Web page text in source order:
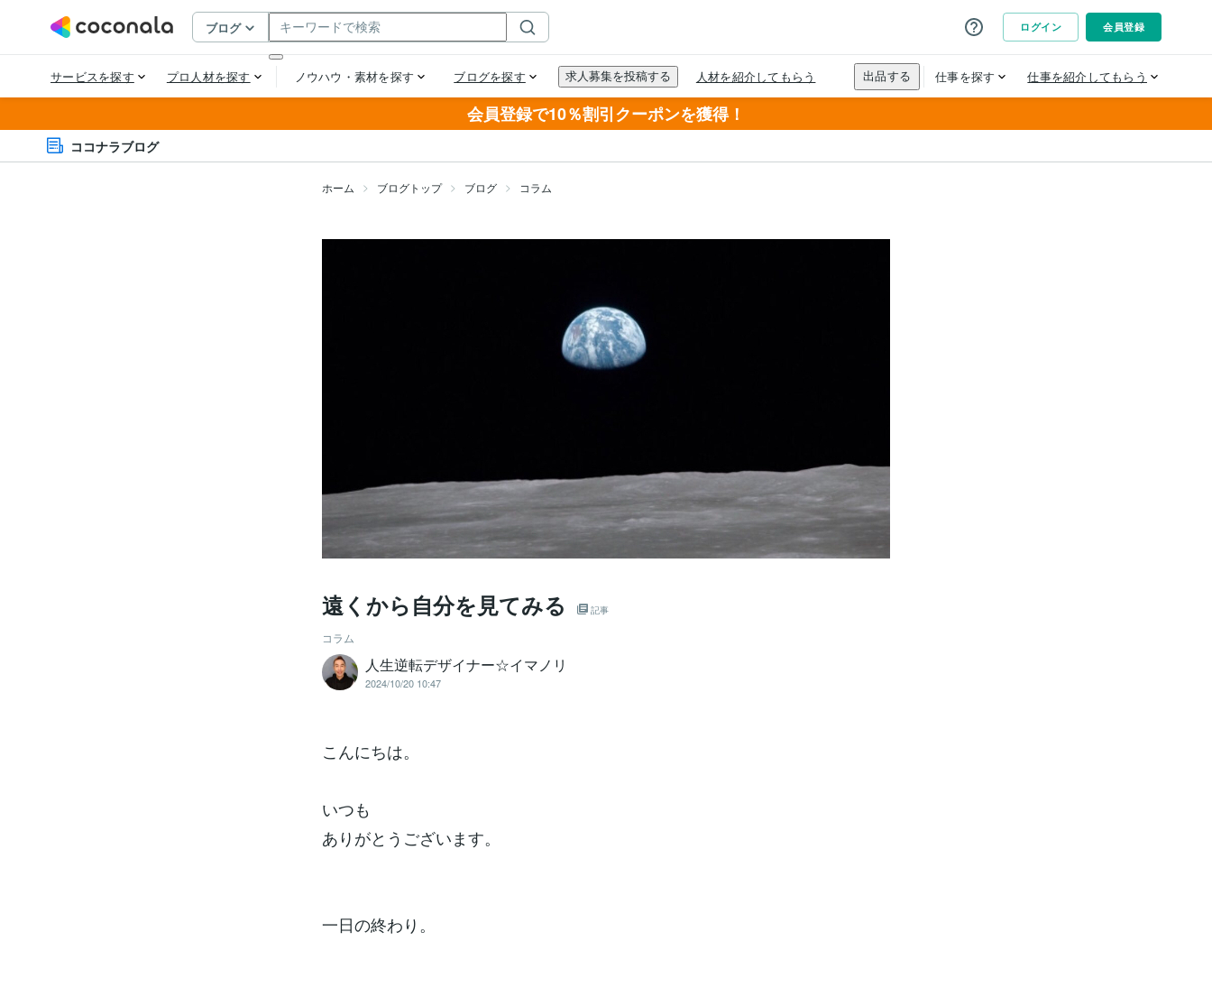
会員登録で10％割引クーポンを獲得！
ココナラブログ
ホーム ブログトップ ブログ コラム
遠くから自分を見てみる 記事
コラム
人生逆転デザイナー☆イマノリ
2024/10/20 10:47
こんにちは。
いつも
ありがとうございます。
一日の終わり。